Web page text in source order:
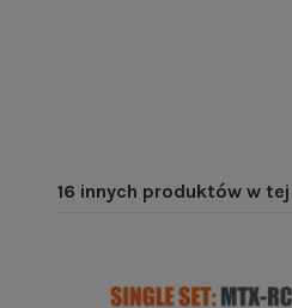
16 innych produktów w